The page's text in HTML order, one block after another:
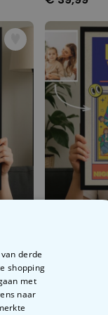
Personaliseerbare poster 90's party – Jij als DJ
derde
shopping
met
naar